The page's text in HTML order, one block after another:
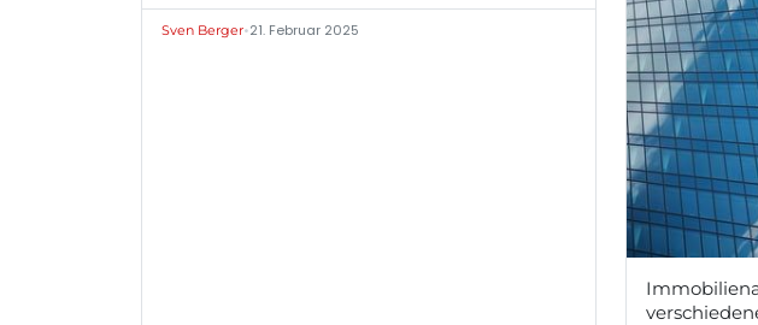
Sven Berger•21. Februar 2025